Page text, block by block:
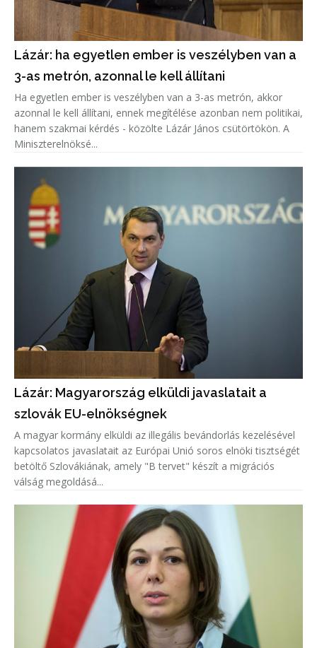
Lázár: ha egyetlen ember is veszélyben van a
3-as metrón, azonnal le kell állítani
Ha egyetlen ember is veszélyben van a 3-as metrón, akkor
azonnal le kell állítani, ennek megítélése azonban nem politikai,
hanem szakmai kérdés - közölte Lázár János csütörtökön. A
Miniszterelnöksé...
Lázár: Magyarország elküldi javaslatait a
szlovák EU-elnökségnek
A magyar kormány elküldi az illegális bevándorlás kezelésével
kapcsolatos javaslatait az Európai Unió soros elnöki tisztségét
betöltő Szlovákiának, amely "B tervet" készít a migrációs
válság megoldásá...